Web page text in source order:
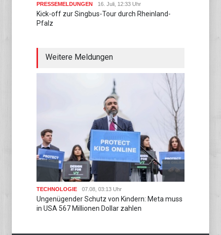
PRESSEMELDUNGEN 16. Juli, 12:33 Uhr
Kick-off zur Singbus-Tour durch Rheinland-
Pfalz
Weitere Meldungen
TECHNOLOGIE 07.08, 03:13 Uhr
Ungenügender Schutz von Kindern: Meta muss
in USA 567 Millionen Dollar zahlen